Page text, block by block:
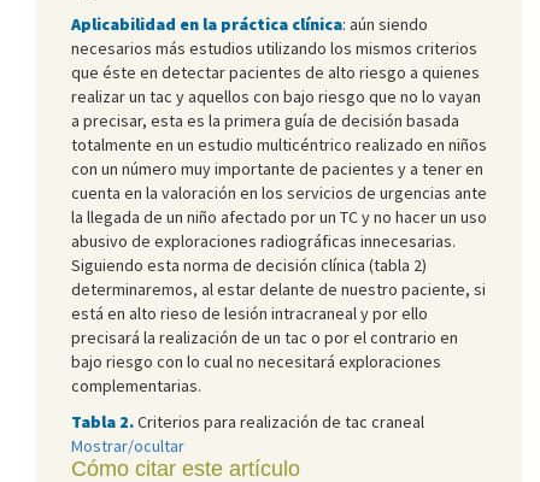
Aplicabilidad en la práctica clínica: aún siendo
necesarios más estudios utilizando los mismos criterios
que éste en detectar pacientes de alto riesgo a quienes
realizar un tac y aquellos con bajo riesgo que no lo vayan
a precisar, esta es la primera guía de decisión basada
totalmente en un estudio multicéntrico realizado en niños
con un número muy importante de pacientes y a tener en
cuenta en la valoración en los servicios de urgencias ante
la llegada de un niño afectado por un TC y no hacer un uso
abusivo de exploraciones radiográficas innecesarias.
Siguiendo esta norma de decisión clínica (tabla 2)
determinaremos, al estar delante de nuestro paciente, si
está en alto rieso de lesión intracraneal y por ello
precisará la realización de un tac o por el contrario en
bajo riesgo con lo cual no necesitará exploraciones
complementarias.
Tabla 2.Criterios para realización de tac craneal
Mostrar/ocultar
Cómo citar este artículo